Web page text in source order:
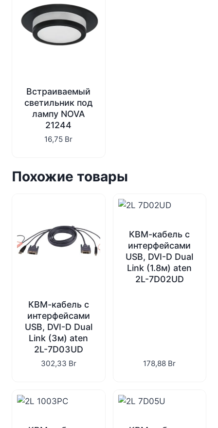
Встраиваемый
светильник под
лампу NOVA
21244
16,75 Br
Похожие товары
КВМ-кабель с
интерфейсами
USB, DVI-D Dual
Link (3м) aten
2L-7D03UD
302,33 Br
КВМ-кабель с
интерфейсами
USB, DVI-D Dual
Link (1.8м) aten
2L-7D02UD
178,88 Br